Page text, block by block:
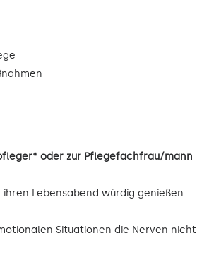
oder zur Pflegefachfrau/mann
Lebensabend würdig genießen
Situationen die Nerven nicht